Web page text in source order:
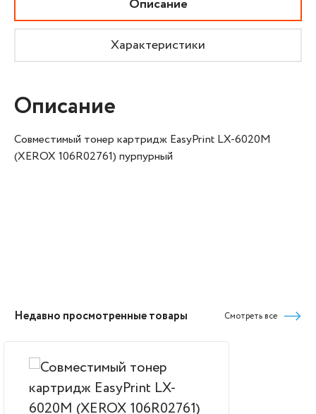
Описание
Характеристики
Описание
Совместимый тонер картридж EasyPrint LX-6020M
(XEROX 106R02761) пурпурный
Недавно просмотренные товары Смотреть все